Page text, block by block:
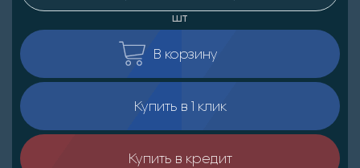
шт
В корзину
Купить в 1 клик
Купить в кредит